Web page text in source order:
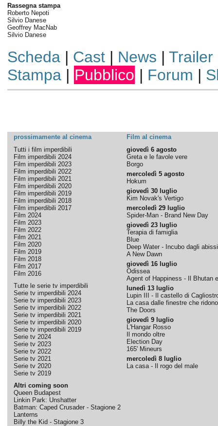
Rassegna stampa
Roberto Nepoti
Silvio Danese
Geoffrey MacNab
Silvio Danese
Scheda| Cast| News | Trailer
Stampa| Pubblico | Forum |
prossimamente al cinema
Film al cinema
Tutti i film imperdibili
Film imperdibili 2024
Film imperdibili 2023
Film imperdibili 2022
Film imperdibili 2021
Film imperdibili 2020
Film imperdibili 2019
Film imperdibili 2018
Film imperdibili 2017
Film 2024
Film 2023
Film 2022
Film 2021
Film 2020
Film 2019
Film 2018
Film 2017
Film 2016
Tutte le serie tv imperdibili
Serie tv imperdibili 2024
Serie tv imperdibili 2023
Serie tv imperdibili 2022
Serie tv imperdibili 2021
Serie tv imperdibili 2020
Serie tv imperdibili 2019
Serie tv 2024
Serie tv 2023
Serie tv 2022
Serie tv 2021
Serie tv 2020
Serie tv 2019
Altri coming soon
Queen Budapest
Linkin Park: Unshatter
Batman: Caped Crusader - Stagione 2
Lanterns
Billy the Kid - Stagione 3
giovedì 6 agosto
Greta e le favole vere
Borgo
mercoledì 5 agosto
Hokum
giovedì 30 luglio
Kim Novak's Vertigo
mercoledì 29 luglio
Spider-Man - Brand New Day
giovedì 23 luglio
Terapia di famiglia
Blue
Deep Water - Incubo dagli abissi
A New Dawn
giovedì 16 luglio
Odissea
Agent of Happiness - Il Bhutan
lunedì 13 luglio
Lupin III - Il castello di
La casa dalle finestre che ridono
The Doors
giovedì 9 luglio
L'Hangar Rosso
Il mondo oltre
Election Day
165' Mineurs
mercoledì 8 luglio
La casa - Il rogo del male